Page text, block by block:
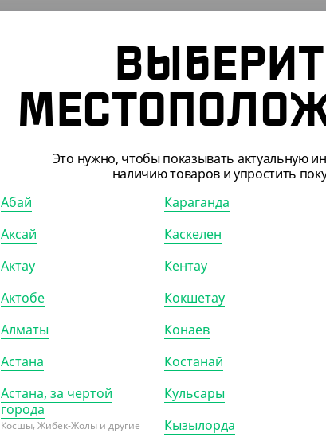
(28.50
500 мл, 12*12 см, прозрачный
1 425₸
(28.50
500 мл, 12*12
Это нужно, чтобы показывать актуальную
наличию товаров и упростить
Абай
Аксай
Актау
Актобе
Алматы
Астана
Астана, за чертой
города
Косшы, Жибек-Жолы и другие
Караганда
Каскелен
Кентау
Кокшетау
Конаев
Костанай
Кульсары
Кызылорда